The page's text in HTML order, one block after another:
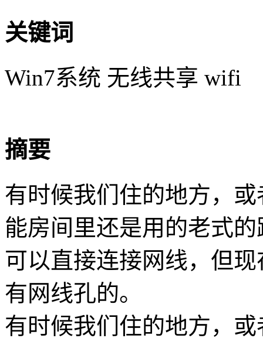
关键词
Win7系统 无线共享 wifi
摘要
有时候我们住的地方，
能房间里还是用的老式
可以直接连接网线，但
有网线孔的。
有时候我们住的地方，